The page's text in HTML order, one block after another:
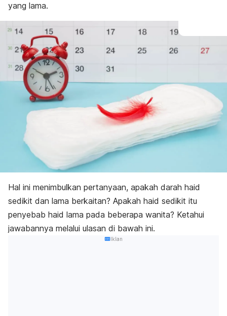
yang lama.
Hal ini menimbulkan pertanyaan, apakah darah haid
sedikit dan lama berkaitan? Apakah haid sedikit itu
penyebab haid lama pada beberapa wanita? Ketahui
jawabannya melalui ulasan di bawah ini.
Iklan